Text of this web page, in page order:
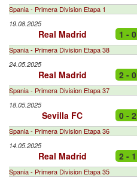
Spania - Primera Division Etapa 1
19.08.2025
Real Madrid 1 - 0
Spania - Primera Division Etapa 38
24.05.2025
Real Madrid 2 - 0
Spania - Primera Division Etapa 37
18.05.2025
Sevilla FC 0 - 2
Spania - Primera Division Etapa 36
14.05.2025
Real Madrid 2 - 1
Spania - Primera Division Etapa 35